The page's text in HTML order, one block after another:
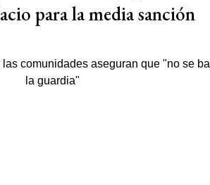
para la media sanción